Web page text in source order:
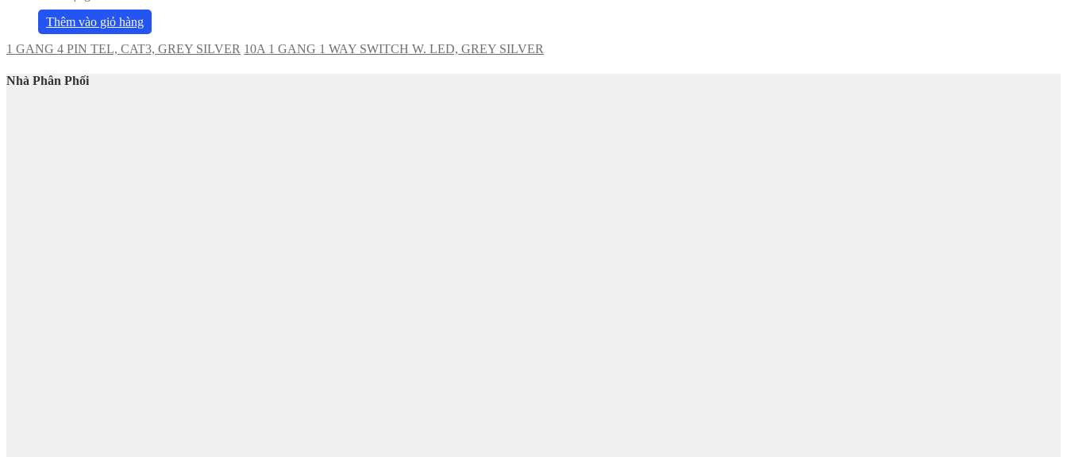
Thêm vào giỏ hàng
1 GANG 4 PIN TEL, CAT3, GREY SILVER 10A 1 GANG 1 WAY SWITCH W. LED, GREY SILVER
Nhà Phân Phối